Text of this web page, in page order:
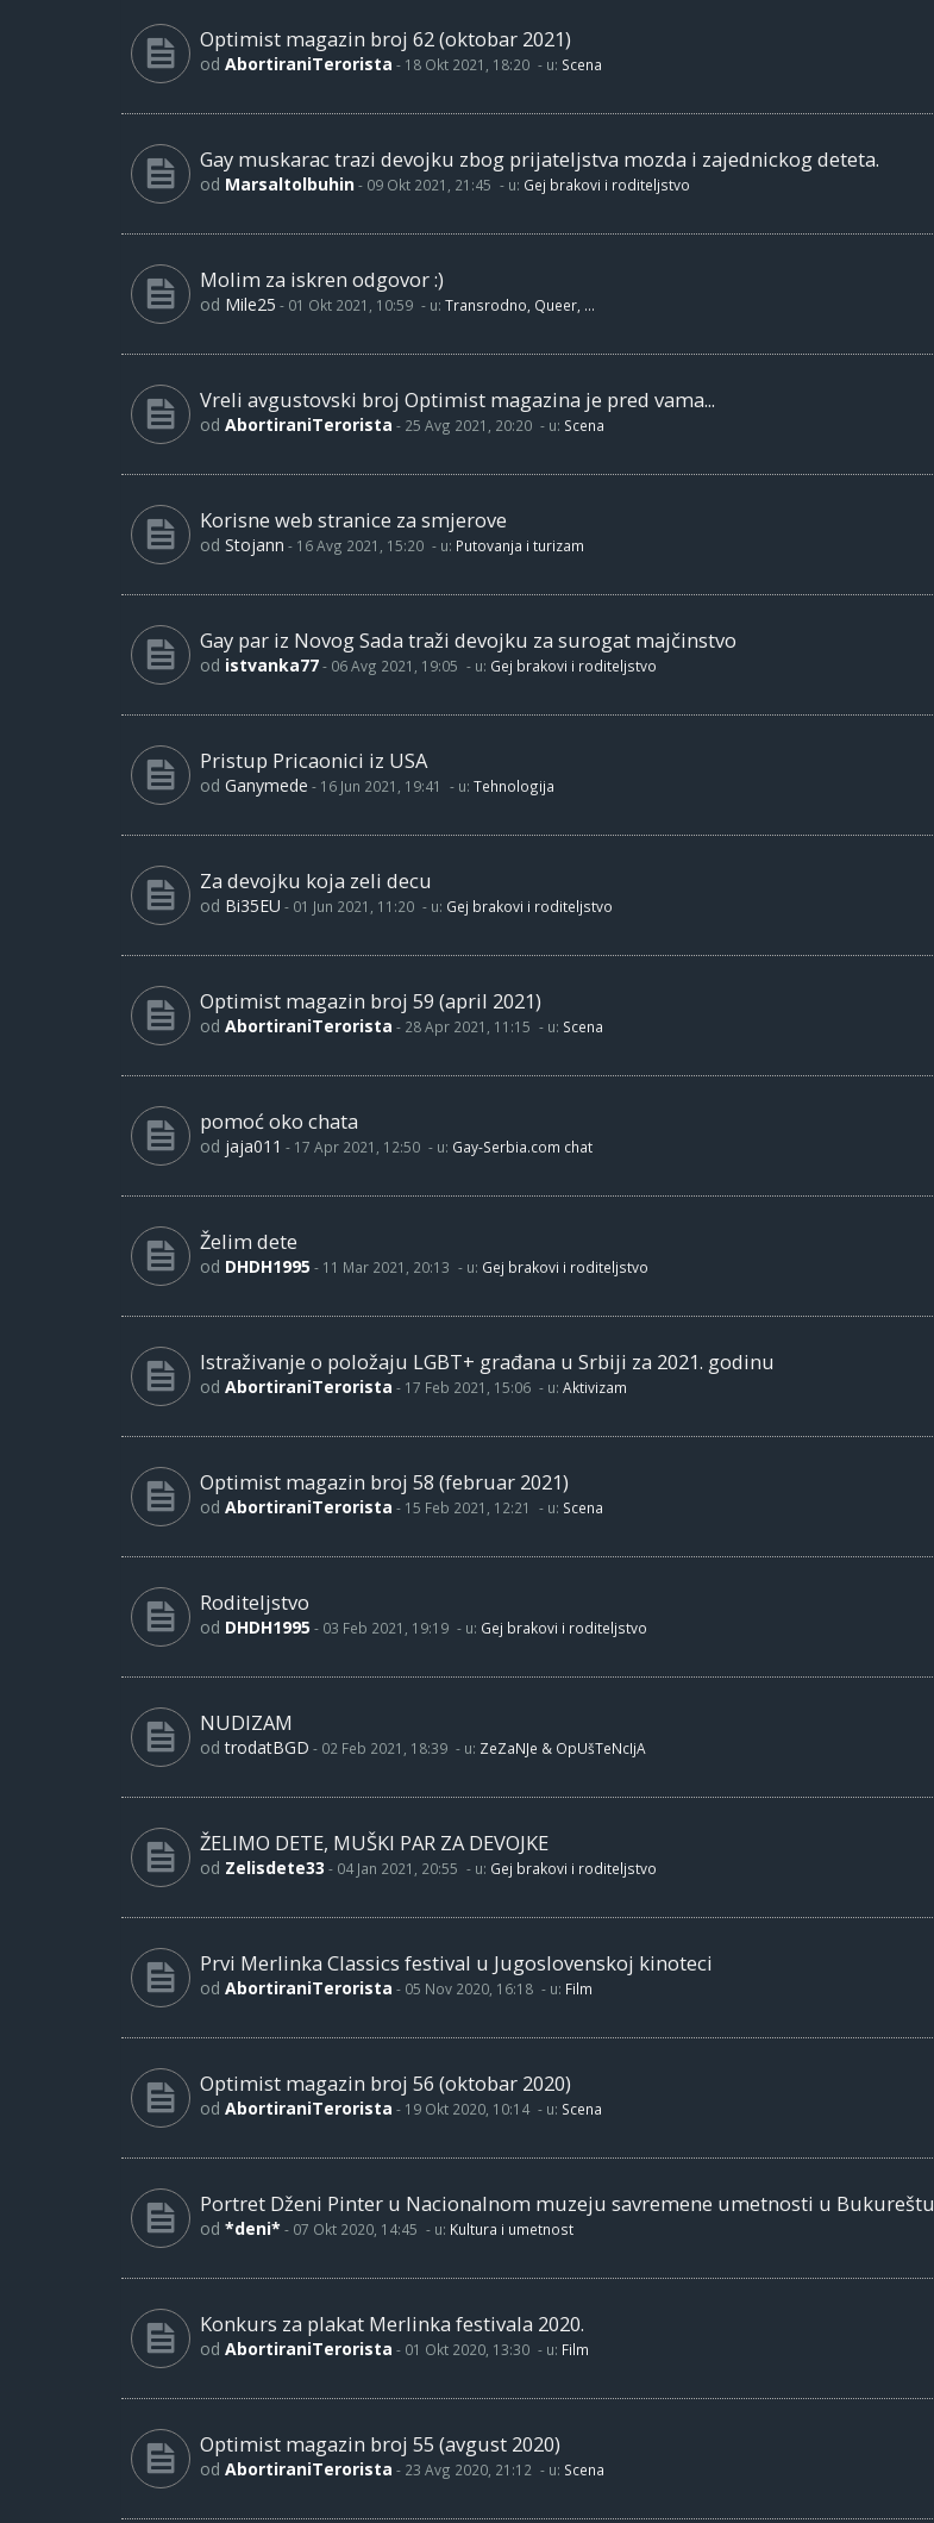
Optimist magazin broj 62 (oktobar 2021)
od AbortiraniTerorista - 18 Okt 2021, 18:20 - u: Scena
Gay muskarac trazi devojku zbog prijateljstva mozda i zajednickog deteta.
od Marsaltolbuhin- 09 Okt 2021, 21:45 - u: Gej brakovi i roditeljstvo
Molim za iskren odgovor :)
od Mile25 - 01 Okt 2021, 10:59 - u: Transrodno, Queer, ...
Vreli avgustovski broj Optimist magazina je pred vama...
od AbortiraniTerorista - 25 Avg 2021, 20:20 - u: Scena
Korisne web stranice za smjerove
od Stojann - 16 Avg 2021, 15:20 - u: Putovanja i turizam
Gay par iz Novog Sada traži devojku za surogat majčinstvo
od istvanka77- 06 Avg 2021, 19:05 - u: Gej brakovi i roditeljstvo
Pristup Pricaonici iz USA
od Ganymede - 16 Jun 2021, 19:41 - u: Tehnologija
Za devojku koja zeli decu
od Bi35EU - 01 Jun 2021, 11:20 - u: Gej brakovi i roditeljstvo
Optimist magazin broj 59 (april 2021)
od AbortiraniTerorista - 28 Apr 2021, 11:15 - u: Scena
pomoć oko chata
od jaja011 - 17 Apr 2021, 12:50 - u: Gay-Serbia.com chat
Želim dete
od DHDH1995 - 11 Mar 2021, 20:13 - u: Gej brakovi i roditeljstvo
Istraživanje o položaju LGBT+ građana u Srbiji za 2021. godinu
od AbortiraniTerorista - 17 Feb 2021, 15:06 - u: Aktivizam
Optimist magazin broj 58 (februar 2021)
od AbortiraniTerorista - 15 Feb 2021, 12:21 - u: Scena
Roditeljstvo
od DHDH1995 - 03 Feb 2021, 19:19 - u: Gej brakovi i roditeljstvo
NUDIZAM
odtrodatBGD - 02 Feb 2021, 18:39 - u: ZeZaNJe & OpUšTeNcIjA
ŽELIMO DETE, MUŠKI PAR ZA DEVOJKE
od Zelisdete33 - 04 Jan 2021, 20:55 - u: Gej brakovi i roditeljstvo
Prvi Merlinka Classics festival u Jugoslovenskoj kinoteci
od AbortiraniTerorista - 05 Nov 2020, 16:18 - u: Film
Optimist magazin broj 56 (oktobar 2020)
od AbortiraniTerorista - 19 Okt 2020, 10:14 - u: Scena
Portret Dženi Pinter u Nacionalnom muzeju savremene umetnosti u Bukureštu
od *deni* - 07 Okt 2020, 14:45 - u: Kultura i umetnost
Konkurs za plakat Merlinka festivala 2020.
od AbortiraniTerorista - 01 Okt 2020, 13:30 - u: Film
Optimist magazin broj 55 (avgust 2020)
od AbortiraniTerorista - 23 Avg 2020, 21:12 - u: Scena